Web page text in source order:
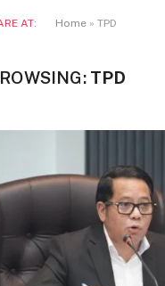
AT: Home » TPD
TPD